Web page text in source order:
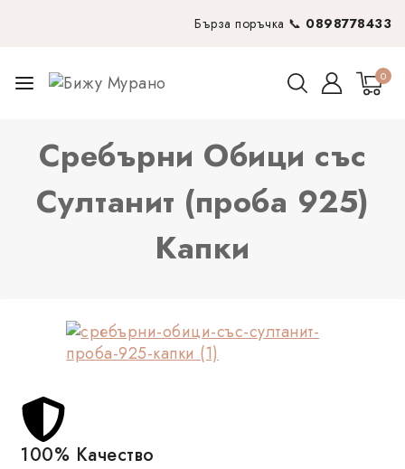
Бърза поръчка 📞 0898778433
0
Сребърни Обици със
Султанит (проба 925)
Капки
100% Качество